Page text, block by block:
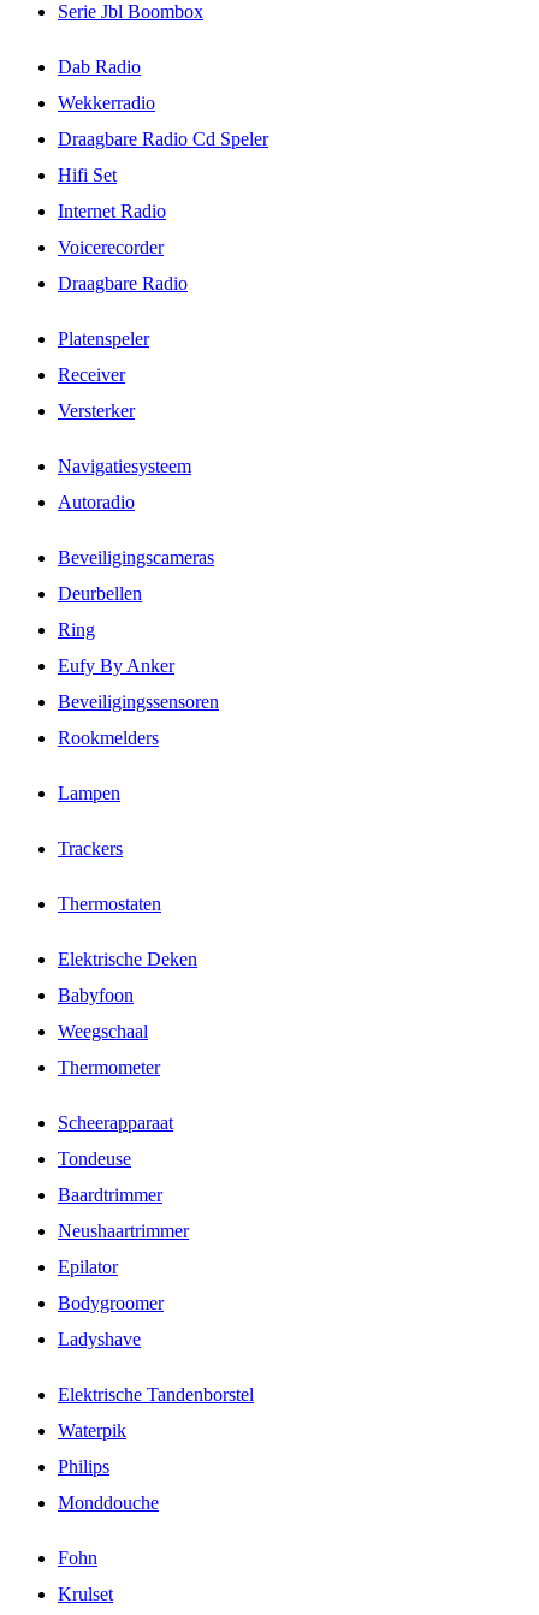
Serie Jbl Boombox
Dab Radio
Wekkerradio
Draagbare Radio Cd Speler
Hifi Set
Internet Radio
Voicerecorder
Draagbare Radio
Platenspeler
Receiver
Versterker
Navigatiesysteem
Autoradio
Beveiligingscameras
Deurbellen
Ring
Eufy By Anker
Beveiligingssensoren
Rookmelders
Lampen
Trackers
Thermostaten
Elektrische Deken
Babyfoon
Weegschaal
Thermometer
Scheerapparaat
Tondeuse
Baardtrimmer
Neushaartrimmer
Epilator
Bodygroomer
Ladyshave
Elektrische Tandenborstel
Waterpik
Philips
Monddouche
Fohn
Krulset